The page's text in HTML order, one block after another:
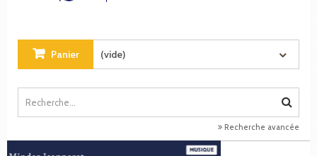
Panier (vide)
Recherche avancée